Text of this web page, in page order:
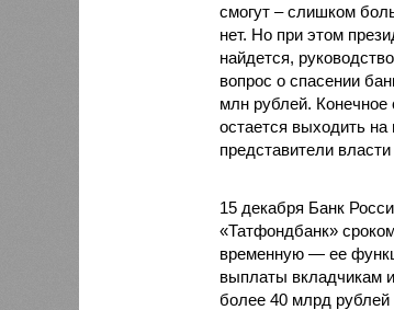
смогут – слишком
нет. Но при этом
найдется,
вопрос о спасении
млн рублей.
остается выходить
представители
15 декабря Банк
«Татфондбанк»
временную — ее
выплаты вкладчикам
более 40 млрд